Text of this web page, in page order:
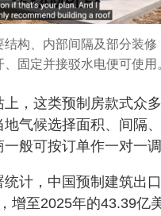
结构、内部间隔及部分装修
固定并接驳水电便可使用
，这类预制房款式众
气候选择面积、间隔
般可按订单作一对一调
计，中国预制建筑出
增至2025年的43.39亿